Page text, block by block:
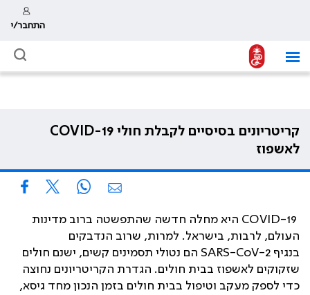
התחבר/י
קריטריונים בסיסיים לקבלת חולי COVID-19
לאשפוז
COVID-19 היא מחלה חדשה שהתפשטה ברוב מדינות
העולם, לרבות, בישראל. למרות, שרוב הנדבקים
בנגיף SARS-CoV-2 הם נטולי תסמינים קשים, ישנם חולים
שזקוקים לאשפוז בבית חולים. הגדרת הקריטריונים נחוצה
כדי לספק מעקב וטיפול בבית חולים בזמן הנכון מחד גיסא,